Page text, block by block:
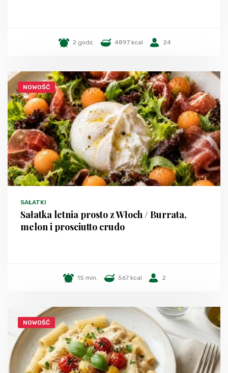
2 godz. 4897 kcal 24
NOWOŚĆ
SAŁATKI
Sałatka letnia prosto z Włoch / Burrata,
melon i prosciutto crudo
15 min. 567 kcal 2
NOWOŚĆ